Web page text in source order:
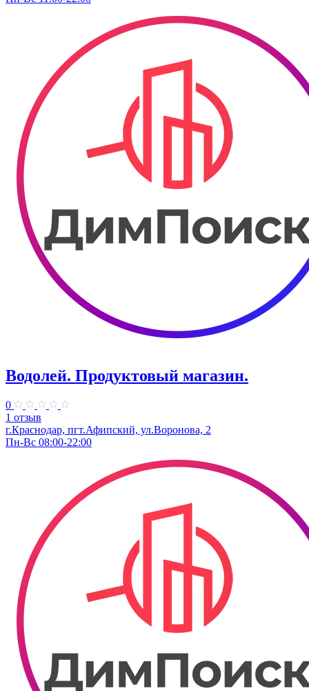
Водолей. Продуктовый магазин.
0
1 отзыв
г.Краснодар, пгт.Афипский, ул.Воронова, 2
Пн-Вс 08:00-22:00